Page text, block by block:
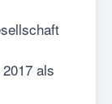
als